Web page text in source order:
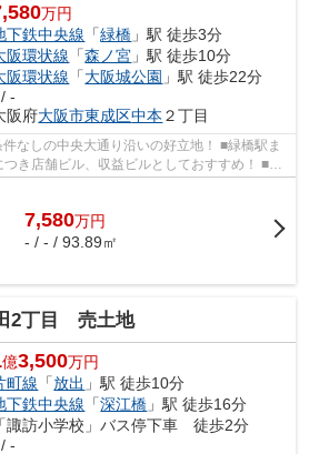
万円
下鉄中央線 「緑橋 」駅 徒歩3分
阪環状線 「森ノ宮 」駅 徒歩10分
阪環状線 「大阪城公園 」駅 徒歩22分
-
阪府大阪市東成区中本 ２丁目
なしの中央大通り沿いの好立地！ ■緑橋駅ま
き店舗ビル、収益ビルとしておすすめ！ ■そ
7,580万円
- / - / 93.89㎡
2丁目 売土地
億3,500万円
町線 「放出 」駅 徒歩10分
下鉄中央線 「深江橋 」駅 徒歩16分
「諏訪小学校」バス停下車 徒歩2分
-